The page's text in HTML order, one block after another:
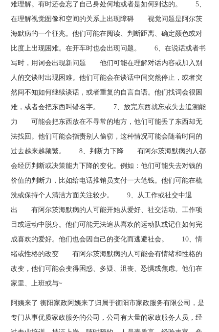
难理解。有时还会忘了自己身处何地或者是如何到达的。 5、
在理解视觉图像和空间的关系上出现障碍 视觉问题是阿尔茨
海默病的一个征兆。他们可能在阅读、判断距离、确定颜色或对
比度上出现困难。在开车时也会出现问题。 6、在说话或者书
写时，用词会出现新问题 他们可能在理解对话内容或加入别
人的交谈时出现困难。他们可能会在谈话中间突然停止，或者突
然间不知如何继续谈话，或者重复的自言自语。他们找词会很困
难，或者会把东西叫错名字。 7、放完东西就忘或失去追溯能
力 可能会把东西放在不寻常的地方，他们可能丢了东西却无
法找回。他们可能会指责别人偷窃，这种情况可能会随着时间的
过去越来越频繁。 8、判断力下降 有阿尔茨海默病的人都
会经历判断或决策能力下降的变化。例如：他们可能失去对钱的
价值的判断力，比如给电话推销员支付一大笔钱。他们可能在梳
洗或保持个人清洁方面关注较少。 9、从工作或社交中退
出 有阿尔茨海默病的人可能开始从爱好、社交活动、工作项
目或运动中脱身。他们可能无法追从喜欢的运动队或记住如何完
成喜欢的爱好。他们也会因自己的变化而逃避社会。 10、情
绪或性格的改变 有阿尔茨海默病的人可能会有情绪和性格的
改变，他们可能会变得困惑、多疑、沮丧、恐惧或焦虑。他们在
家里、上班或与~
阿姨来了 衡阳家政阿姨来了归属于衡阳市家政服务有限公司，是
专门从事优质家政服务的公司，公司有大量的家政服务人员，经